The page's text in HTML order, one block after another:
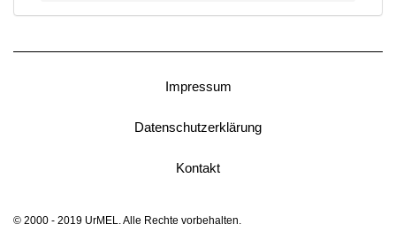
Impressum
Datenschutzerklärung
Kontakt
© 2000 - 2019 UrMEL. Alle Rechte vorbehalten.